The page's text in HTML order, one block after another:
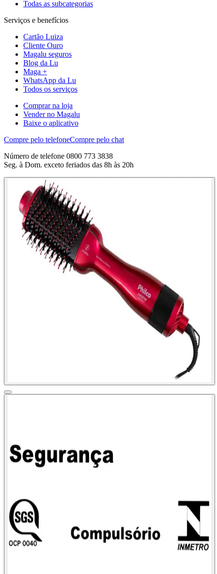
Todas as subcategorias
Serviços e benefícios
Cartão Luiza
Cliente Ouro
Magalu seguros
Blog da Lu
Maga +
WhatsApp da Lu
Todos os serviços
Comprar na loja
Vender no Magalu
Baixe o aplicativo
Compre pelo telefoneCompre pelo chat
Número de telefone 0800 773 3838
Seg. à Dom. exceto feriados das 8h às 20h